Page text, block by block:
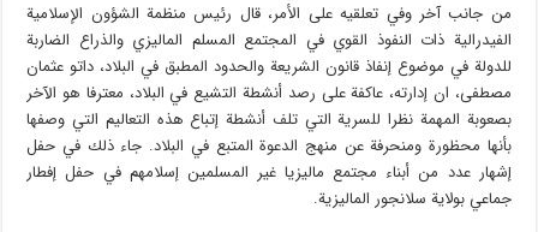
من جانب آخر وفي تعلقيه على الأمر، قال رئيس منظمة الشؤون الإسلامية
الفيدرالية ذات النفوذ القوي في المجتمع المسلم الماليزي والذراع الضاربة
للدولة في موضوع إنفاذ قانون الشريعة والحدود المطبق في البلاد، داتو عثمان
مصطفى، ان إدارته، عاكفة على رصد أنشطة التشيع في البلاد، معترفا هو الآخر
بصعوبة المهمة نظرا للسرية التي تلف أنشطة إتباع هذه التعاليم التي وصفها
بأنها محظورة ومنحرفة عن منهج الدعوة المتبع في البلاد. جاء ذلك في حفل
إشهار عدد من أبناء مجتمع ماليزيا غير المسلمين إسلامهم في حفل إفطار
جماعي بولاية سلانجور الماليزية.